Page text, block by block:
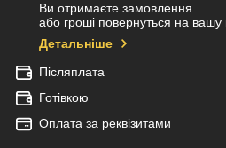
Ви отримаєте замовлення
або гроші повернуться на вашу
Детальніше
Післяплата
Готівкою
Оплата за реквізитами